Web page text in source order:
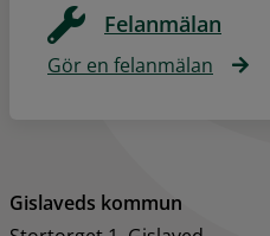
Felanmälan
Gör en felanmälan
Gislaveds kommun